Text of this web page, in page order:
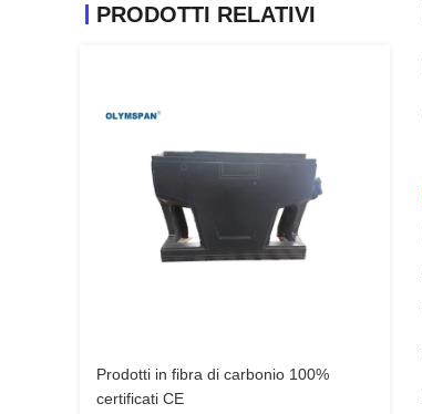
PRODOTTI RELATIVI
Prodotti in fibra di carbonio 100%
certificati CE